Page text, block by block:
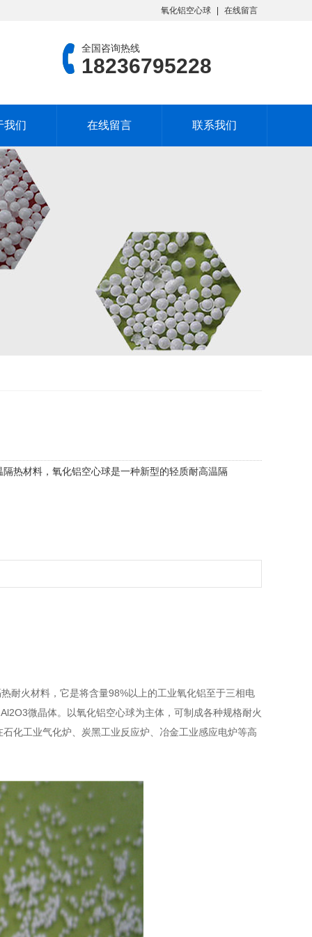
氧化铝空心球 在线留言
全国咨询热线
18236795228
我们 在线留言 联系我们
热材料，氧化铝空心球是一种新型的轻质耐高温隔
火材料，它是将含量98%以上的工业氧化铝至于三相电
微晶体。以氧化铝空心球为主体，可制成各种规格耐火
化工业气化炉、炭黑工业反应炉、冶金工业感应电炉等高